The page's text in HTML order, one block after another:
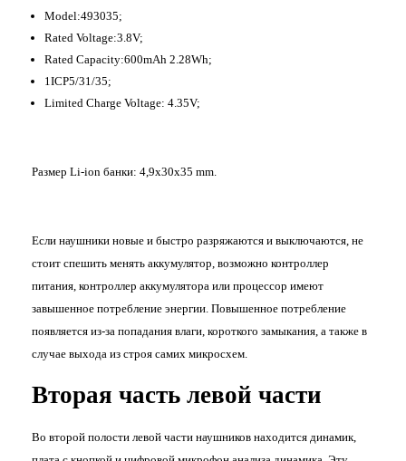
Model:493035;
Rated Voltage:3.8V;
Rated Capacity:600mAh 2.28Wh;
1ICP5/31/35;
Limited Charge Voltage: 4.35V;
Размер Li-ion банки: 4,9x30x35 mm.
Если наушники новые и быстро разряжаются и выключаются, не
стоит спешить менять аккумулятор, возможно контроллер
питания, контроллер аккумулятора или процессор имеют
завышенное потребление энергии. Повышенное потребление
появляется из-за попадания влаги, короткого замыкания, а также в
случае выхода из строя самих микросхем.
Вторая часть левой части
Во второй полости левой части наушников находится динамик,